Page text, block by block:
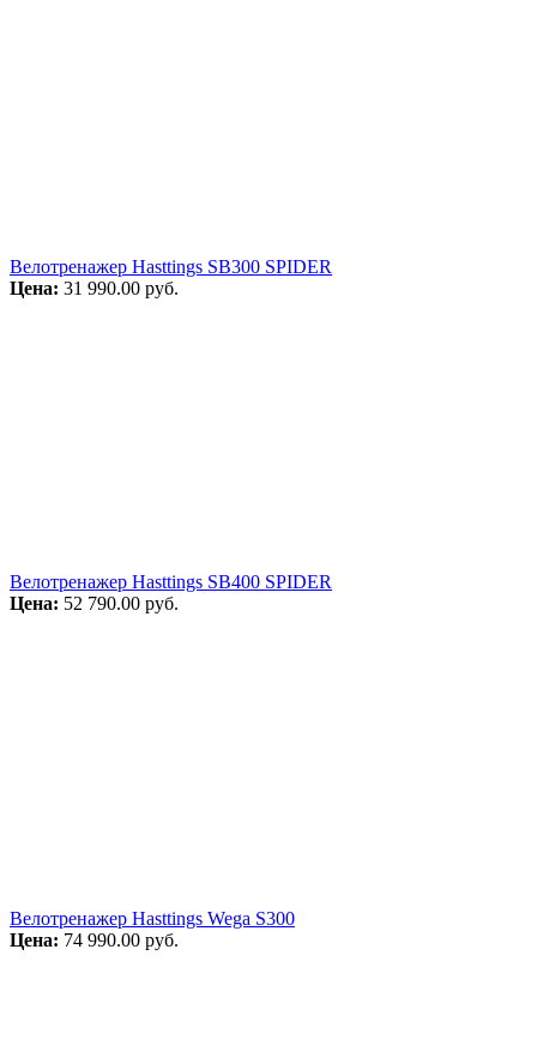
Велотренажер Hasttings SB300 SPIDER
Цена: 31 990.00 руб.
Велотренажер Hasttings SB400 SPIDER
Цена: 52 790.00 руб.
Велотренажер Hasttings Wega S300
Цена: 74 990.00 руб.